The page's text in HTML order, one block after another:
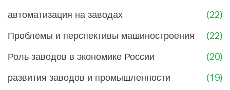
автоматизация на заводах
(22)
Проблемы и перспективы машиностроения
(22)
Роль заводов в экономике России
(20)
развития заводов и промышленности
(19)